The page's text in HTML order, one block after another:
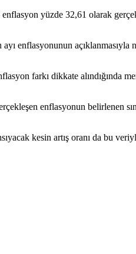
yüzde 32,61 olarak
ayı enflasyonunun
farkı dikkate alındığında
enflasyonun belirlenen
kesin artış oranı da bu